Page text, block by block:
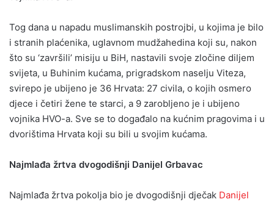
Tog dana u napadu muslimanskih postrojbi, u kojima je bilo
i stranih plaćenika, uglavnom mudžahedina koji su, nakon
što su ‘završili’ misiju u BiH, nastavili svoje zločine diljem
svijeta, u Buhinim kućama, prigradskom naselju Viteza,
svirepo je ubijeno je 36 Hrvata: 27 civila, o kojih osmero
djece i četiri žene te starci, a 9 zarobljeno je i ubijeno
vojnika HVO-a. Sve se to događalo na kućnim pragovima i u
dvorištima Hrvata koji su bili u svojim kućama.
Najmlađa žrtva dvogodišnji Danijel Grbavac
Najmlađa žrtva pokolja bio je dvogodišnji dječak Danijel